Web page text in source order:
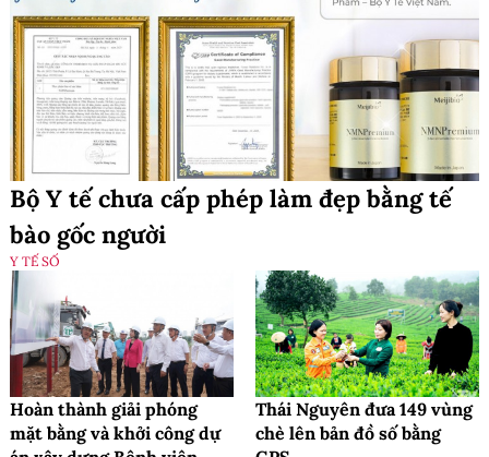
Bộ Y tế chưa cấp phép làm đẹp bằng tế
bào gốc người
Y TẾ SỐ
Hoàn thành giải phóng
mặt bằng và khởi công dự
Thái Nguyên đưa 149 vùng
chè lên bản đồ số bằng